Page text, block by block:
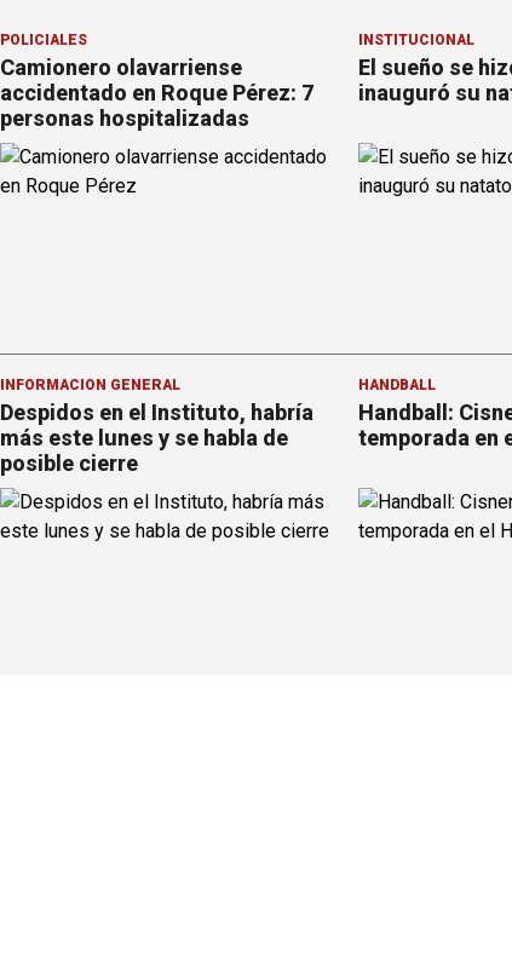
POLICIALES
Camionero olavarriense
accidentado en Roque Pérez: 7
personas hospitalizadas
INSTITUCIONAL
El sueño se
inauguró su
INFORMACION GENERAL
Despidos en el Instituto, habría
más este lunes y se habla de
posible cierre
HANDBALL
Handball:
temporada en